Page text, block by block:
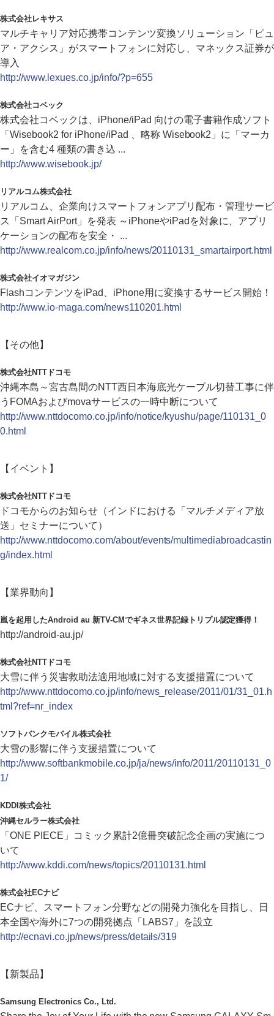
株式会社レキサス
マルチキャリア対応携帯コンテンツ変換ソリューション「ピュ
ア・アクシス」がスマートフォンに対応し、マネックス証券が
導入
http://www.lexues.co.jp/info/?p=655
株式会社コベック
株式会社コベックは、iPhone/iPad 向けの電子書籍作成ソフト
「Wisebook2 for iPhone/iPad 、略称 Wisebook2」に「マーカ
ー」を含む4 種類の書き込 ...
http://www.wisebook.jp/
リアルコム株式会社
リアルコム、企業向けスマートフォンアプリ配布・管理サービ
ス「Smart AirPort」を発表 ～iPhoneやiPadを対象に、アプリ
ケーションの配布を安全・ ...
http://www.realcom.co.jp/info/news/20110131_smartairport.html
株式会社イオマガジン
FlashコンテンツをiPad、iPhone用に変換するサービス開始！
http://www.io-maga.com/news110201.html
【その他】
株式会社NTTドコモ
沖縄本島～宮古島間のNTT西日本海底光ケーブル切替工事に伴
うFOMAおよびmovaサービスの一時中断について
http://www.nttdocomo.co.jp/info/notice/kyushu/page/110131_0
0.html
【イベント】
株式会社NTTドコモ
ドコモからのお知らせ（インドにおける「マルチメディア放
送」セミナーについて）
http://www.nttdocomo.com/about/events/multimediabroadcastin
g/index.html
【業界動向】
嵐を起用したAndroid au 新TV-CMでギネス世界記録トリプル認定獲得！
http://android-au.jp/
株式会社NTTドコモ
大雪に伴う災害救助法適用地域に対する支援措置について
http://www.nttdocomo.co.jp/info/news_release/2011/01/31_01.h
tml?ref=nr_index
ソフトバンクモバイル株式会社
大雪の影響に伴う支援措置について
http://www.softbankmobile.co.jp/ja/news/info/2011/20110131_0
1/
KDDI株式会社
沖縄セルラー株式会社
「ONE PIECE」コミック累計2億冊突破記念企画の実施につ
いて
http://www.kddi.com/news/topics/20110131.html
株式会社ECナビ
ECナビ、スマートフォン分野などの開発力強化を目指し、日
本全国や海外に7つの開発拠点「LABS7」を設立
http://ecnavi.co.jp/news/press/details/319
【新製品】
Samsung Electronics Co., Ltd.